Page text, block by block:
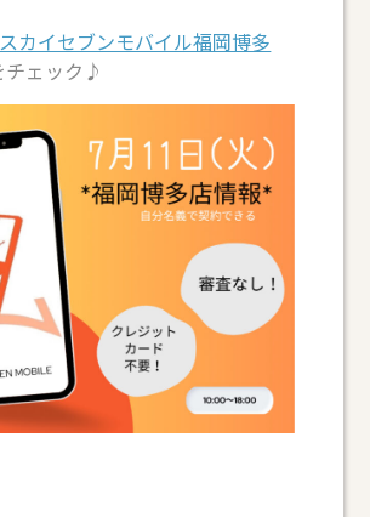
スカイセブンモバイル福岡博多
チェック♪